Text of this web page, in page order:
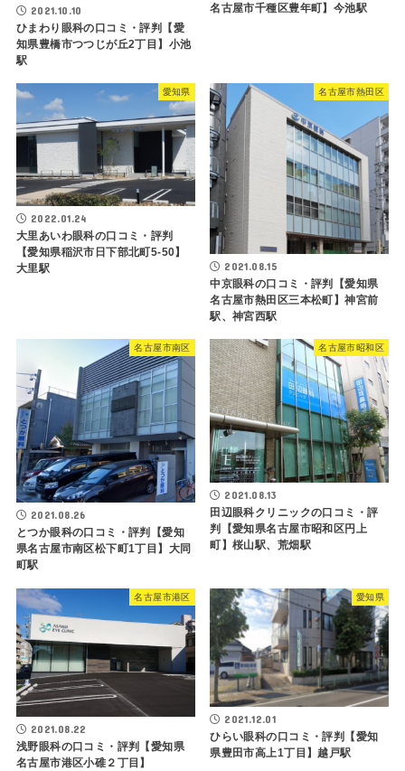
2021.10.10
ひまわり眼科の口コミ・評判【愛
知県豊橋市つつじが丘2丁目】小池
駅
名古屋市千種区豊年町】今池駅
愛知県
2022.01.24
大里あいわ眼科の口コミ・評判
【愛知県稲沢市日下部北町5-50】
大里駅
名古屋市熱田区
2021.08.15
中京眼科の口コミ・評判【愛知県
名古屋市熱田区三本松町】神宮前
駅、神宮西駅
名古屋市南区
2021.08.26
とつか眼科の口コミ・評判【愛知
県名古屋市南区松下町1丁目】大同
町駅
名古屋市昭和区
2021.08.13
田辺眼科クリニックの口コミ・評
判【愛知県名古屋市昭和区円上
町】桜山駅、荒畑駅
名古屋市港区
2021.08.22
浅野眼科の口コミ・評判【愛知県
名古屋市港区小碓２丁目】
愛知県
2021.12.01
ひらい眼科の口コミ・評判【愛知
県豊田市高上1丁目】越戸駅